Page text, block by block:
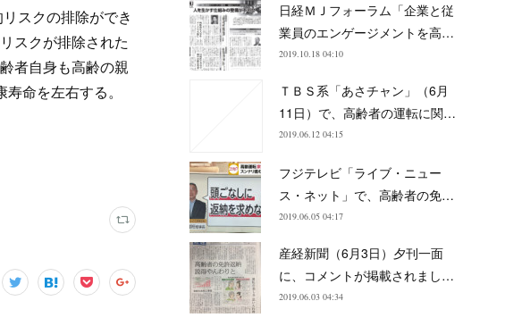
スクの排除ができ
スクが排除された
者自身も高齢の親
命を左右する。
日経ＭＪフォーラム「企業と従
業員のエンゲージメントを高…
2019.10.18 04:10
ＴＢＳ系「あさチャン」（6月
11日）で、高齢者の運転に関…
2019.06.12 04:15
フジテレビ「ライブ・ニュー
ス・ネット」で、高齢者の免…
2019.06.05 04:17
産経新聞（6月3日）夕刊一面
に、コメントが掲載されまし…
2019.06.03 04:34